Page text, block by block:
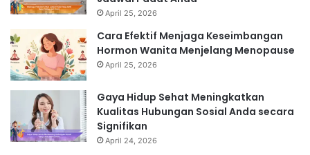
April 25, 2026
Cara Efektif Menjaga Keseimbangan
Hormon Wanita Menjelang Menopause
April 25, 2026
Gaya Hidup Sehat Meningkatkan
Kualitas Hubungan Sosial Anda secara
Signifikan
April 24, 2026